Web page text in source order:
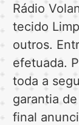
Rádio
tecido
outros.
efetuada.
toda a
garantia
final